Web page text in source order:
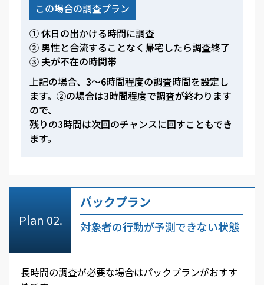
この場合の調査プラン
① 休日の出かける時間に調査
② 男性と合流することなく帰宅したら調査終了
③ 夫が不在の時間帯
上記の場合、3～6時間程度の調査時間を設定し
ます。②の場合は3時間程度で調査が終わります
ので、
残りの3時間は次回のチャンスに回すこともでき
ます。
パックプラン
対象者の行動が予測できない状態
長時間の調査が必要な場合はパックプランがおすす